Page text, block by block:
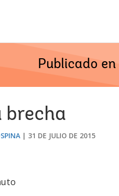
Publicado en
brecha
31 DE JULIO DE 2015